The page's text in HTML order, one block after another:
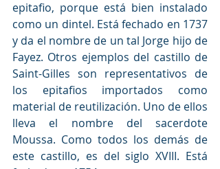
epitafio, porque está bien instalado
como un dintel. Está fechado en 1737
y da el nombre de un tal Jorge hijo de
Fayez. Otros ejemplos del castillo de
Saint-Gilles son representativos de
los epitafios importados como
material de reutilización. Uno de ellos
lleva el nombre del sacerdote
Moussa. Como todos los demás de
este castillo, es del siglo XVIII. Está